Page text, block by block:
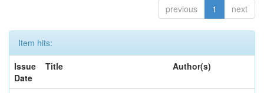
previous 1 next
Item hits:
Issue
Date
Title Author(s)